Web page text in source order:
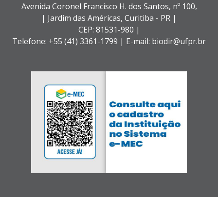
Avenida Coronel Francisco H. dos Santos, nº 100,
| Jardim das Américas, Curitiba - PR |
CEP: 81531-980 |
Telefone: +55 (41) 3361-1799 | E-mail: biodir@ufpr.br